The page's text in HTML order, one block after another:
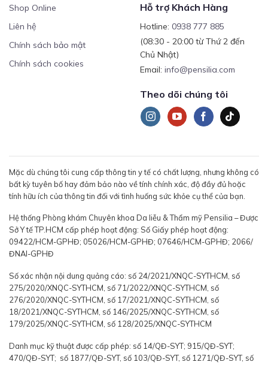
Shop Online
Liên hệ
Chính sách bảo mật
Chính sách cookies
Hỗ trợ Khách Hàng
Hotline: 0938 777 885
(08:30 - 20:00 từ Thứ 2 đến
Chủ Nhật)
Email: info@pensilia.com
Theo dõi chúng tôi
Mặc dù chúng tôi cung cấp thông tin y tế có chất lượng, nhưng không có
bất kỳ tuyên bố hay đảm bảo nào về tính chính xác, độ đầy đủ hoặc
tính hữu ích của thông tin đối với tình huống sức khỏe cụ thể của bạn.
Hệ thống Phòng khám Chuyên khoa Da liễu & Thẩm mỹ Pensilia – Được
Sở Y tế TP.HCM cấp phép hoạt động: Số Giấy phép hoạt động:
09422/HCM-GPHĐ; 05026/HCM-GPHĐ; 07646/HCM-GPHĐ; 2066/
ĐNAI-GPHĐ
Số xác nhận nội dung quảng cáo: số 24/2021/XNQC-SYTHCM, số
275/2020/XNQC-SYTHCM, số 71/2022/XNQC-SYTHCM, số
276/2020/XNQC-SYTHCM, số 17/2021/XNQC-SYTHCM, số
18/2021/XNQC-SYTHCM, số 146/2025/XNQC-SYTHCM, số
179/2025/XNQC-SYTHCM, số 128/2025/XNQC-SYTHCM
Danh mục kỹ thuật được cấp phép: số 14/QĐ-SYT; 915/QĐ-SYT;
470/QĐ-SYT; số 1877/QĐ-SYT, số 103/QĐ-SYT, số 1271/QĐ-SYT, số